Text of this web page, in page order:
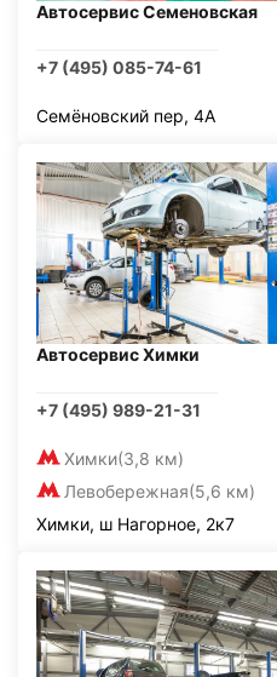
Автосервис Семеновская
+7 (495) 085-74-61
Семёновский пер, 4А
Автосервис Химки
+7 (495) 989-21-31
Химки(3,8 км)
Левобережная(5,6 км)
Химки, ш Нагорное, 2к7